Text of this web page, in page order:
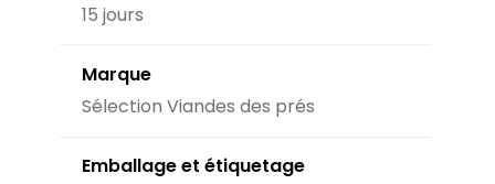
15 jours
Marque
Sélection Viandes des prés
Emballage et étiquetage